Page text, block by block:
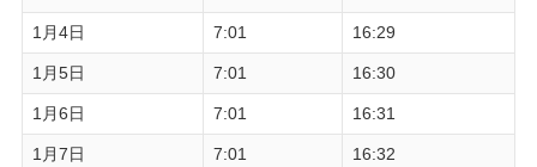
1月4日 7:01 16:29
1月5日 7:01 16:30
1月6日 7:01 16:31
1月7日 7:01 16:32